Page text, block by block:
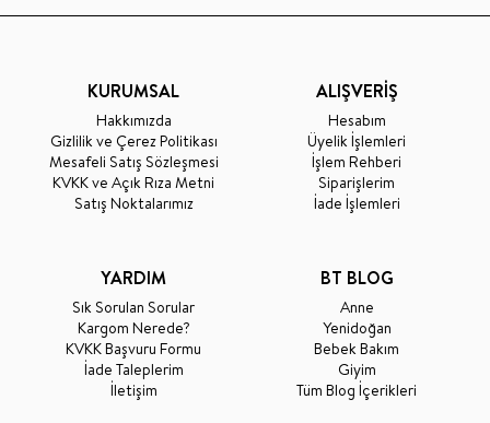
KURUMSAL
Hakkımızda
Gizlilik ve Çerez Politikası
Mesafeli Satış Sözleşmesi
KVKK ve Açık Rıza Metni
Satış Noktalarımız
ALIŞVERİŞ
Hesabım
Üyelik İşlemleri
İşlem Rehberi
Siparişlerim
İade İşlemleri
YARDIM
Sık Sorulan Sorular
Kargom Nerede?
KVKK Başvuru Formu
İade Taleplerim
İletişim
BT BLOG
Anne
Yenidoğan
Bebek Bakım
Giyim
Tüm Blog İçerikleri